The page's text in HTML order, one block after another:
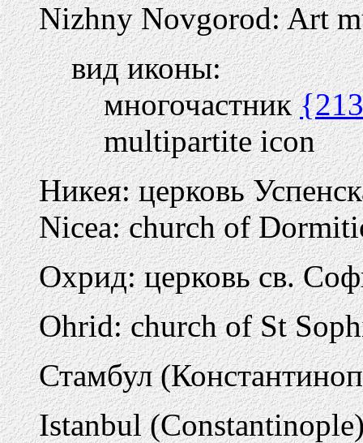
Nizhny Novgorod: Art
вид иконы:
многочастник
multipartite icon
Никея: церковь
Nicea: church of
Охрид: церковь св.
Ohrid: church of St
Стамбул
Istanbul